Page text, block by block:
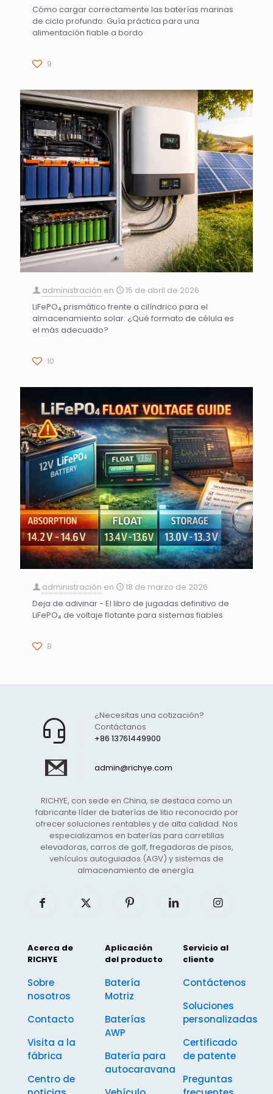
Cómo cargar correctamente las baterías marinas
de ciclo profundo: Guía práctica para una
alimentación fiable a bordo
9
administración en
15 de abril de 2026
LiFePO₄ prismático frente a cilíndrico para el
almacenamiento solar: ¿Qué formato de célula es
el más adecuado?
10
administración en
18 de marzo de 2026
Deja de adivinar - El libro de jugadas definitivo de
LiFePO₄ de voltaje flotante para sistemas fiables
8
+86 13761449900
¿Necesitas una cotización?
Contáctanos
admin@richye.com
RICHYE, con sede en China, se destaca como un
fabricante líder de baterías de litio reconocido por
ofrecer soluciones rentables y de alta calidad. Nos
especializamos en baterías para carretillas
elevadoras, carros de golf, fregadoras de pisos,
vehículos autoguiados (AGV) y sistemas de
almacenamiento de energía.
Acerca de
RICHYE
Sobre
nosotros
Contacto
Visita a la
fábrica
Centro de
Aplicación
del producto
Batería
Motriz
Baterías
AWP
Batería para
autocaravana
Servicio al
cliente
Contáctenos
Soluciones
personalizadas
Certificado
de patente
Preguntas